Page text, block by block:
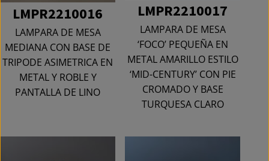
LMPR2210016
LAMPARA DE MESA
MEDIANA CON BASE DE
TRIPODE ASIMETRICA EN
METAL Y ROBLE Y
PANTALLA DE LINO
LMPR2210017
LAMPARA DE MESA
‘FOCO’ PEQUEÑA EN
METAL AMARILLO ESTILO
‘MID-CENTURY’ CON PIE
CROMADO Y BASE
TURQUESA CLARO